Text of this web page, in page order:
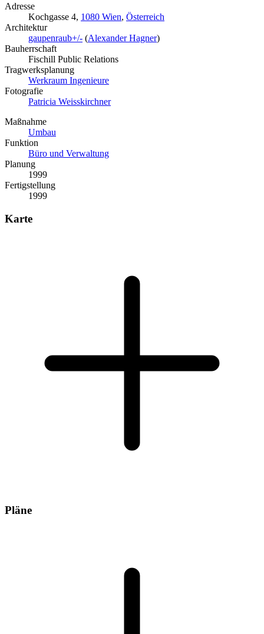
Adresse
Kochgasse 4, 1080 Wien, Österreich
Architektur
gaupenraub+/- (Alexander Hagner)
Bauherrschaft
Fischill Public Relations
Tragwerksplanung
Werkraum Ingenieure
Fotografie
Patricia Weisskirchner
Maßnahme
Umbau
Funktion
Büro und Verwaltung
Planung
1999
Fertigstellung
1999
Karte
Pläne